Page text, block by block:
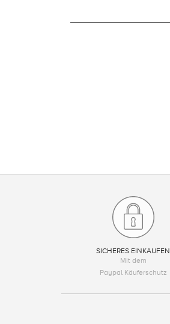
SICHERES EINKAUFEN
Mit dem
Paypal Käuferschutz